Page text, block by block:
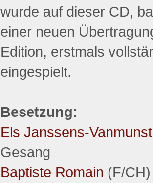
wurde auf dieser CD,
einer neuen
Edition, erstmals
eingespielt.
Besetzung:
Els Janssens-
Gesang
Baptiste Romain (F/